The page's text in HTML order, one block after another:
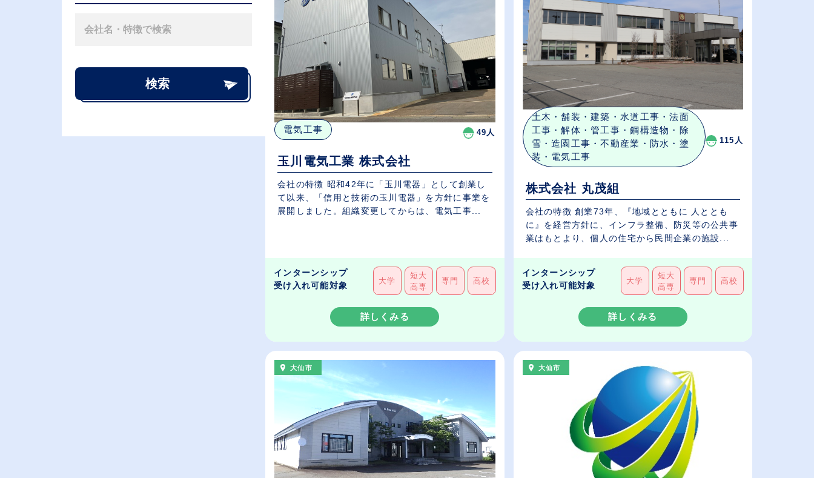
検索
電気工事 49人
玉川電気工業 株式会社
会社の特徴 昭和42年に「玉川電器」として創業し
て以来、「信用と技術の玉川電器」を方針に事業を
展開しました。組織変更してからは、電気工事...
インターンシップ
受け入れ可能対象
大学
短大
高専
専門 高校
詳しくみる
土木・舗装・建築・水道工事・法面
工事・解体・管工事・鋼構造物・除
雪・造園工事・不動産業・防水・塗
装・電気工事
115人
株式会社 丸茂組
会社の特徴 創業73年、『地域とともに 人ととも
に』を経営方針に、インフラ整備、防災等の公共事
業はもとより、個人の住宅から民間企業の施設...
インターンシップ
受け入れ可能対象
大学
短大
高専
専門 高校
詳しくみる
大仙市 大仙市